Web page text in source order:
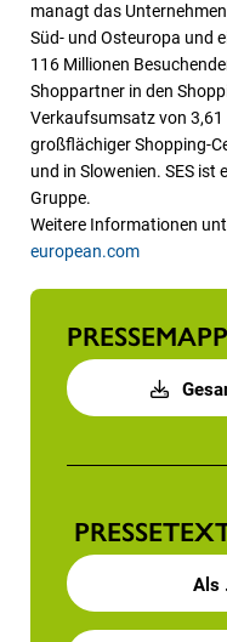
managt das
Süd- und Osteuropa und
116 Millionen
Shoppartner in den
Verkaufsumsatz von
großflächiger Shopping-
und in Slowenien. SES ist
Gruppe.
Weitere Informationen
european.com
Als